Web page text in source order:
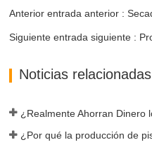
Noticias relacionadas